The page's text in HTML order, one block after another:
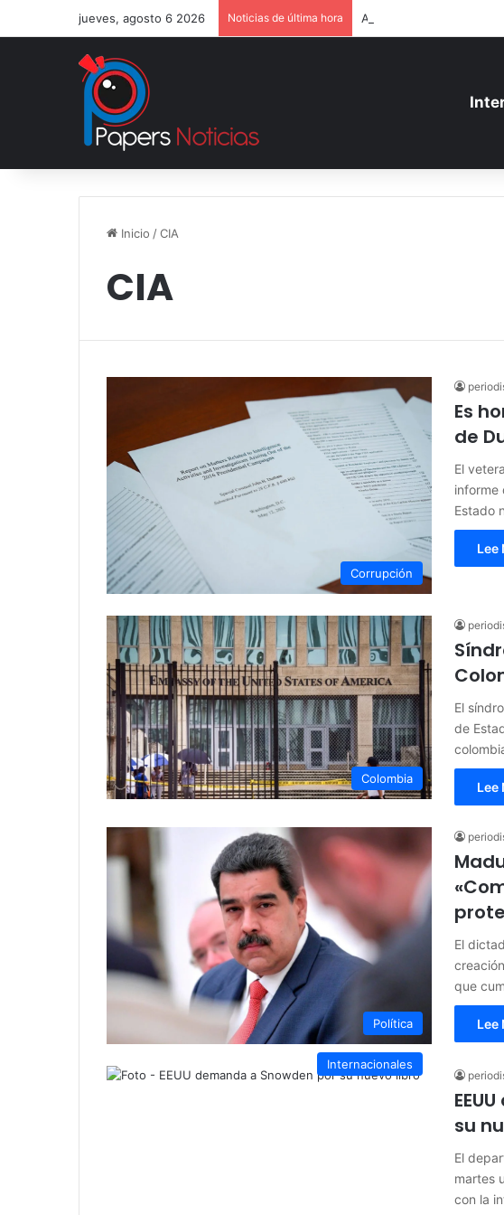
jueves, agosto 6 2026 Noticias de última hora Alemania aumenta su
Inicio /CIA
CIA
Corrupción
Es
de
El
informe
Estado
Lee
Colombia
El
de
Lee
Política
El
que
Lee
Internacionales
su
El
martes
con la